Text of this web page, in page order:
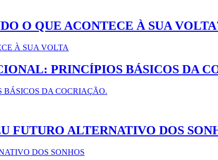
O QUE ACONTECE À SUA
PRINCÍPIOS BÁSICOS DA
FUTURO ALTERNATIVO DOS